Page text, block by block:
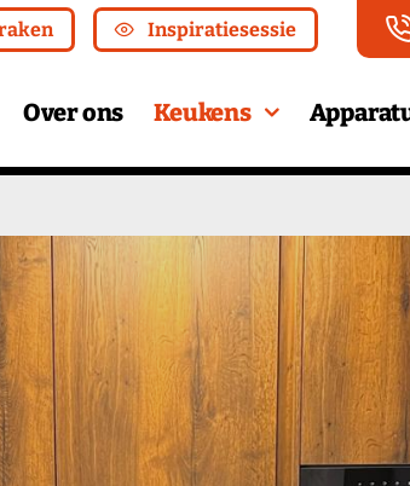
Inspiratiesessie
Over ons Keukens